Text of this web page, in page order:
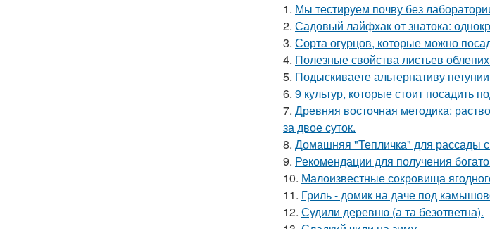
1. Мы тестируем почву без
2. Садовый лайфхак от знатока:
3. Сорта огурцов, которые можно
4. Полезные свойства листьев
5. Подыскиваете альтернативу
6. 9 культур, которые стоит посадить
7. Древняя восточная методика:
за двое суток.
8. Домашняя "Тепличка" для рассады
9. Рекомендации для получения
10. Малоизвестные сокровища
11. Гриль - домик на даче под
12. Судили деревню (а та безответна).